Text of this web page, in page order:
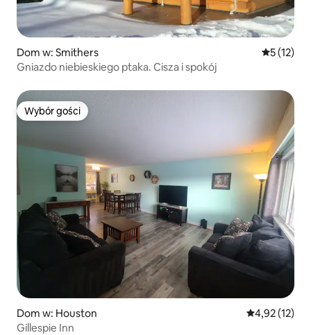
Dom w: Smithers Średnia
5 (12)
Gniazdo niebieskiego ptaka. Cisza i spokój
Wybór gości
Wybór gości
Dom w: Houston Średnia
4,92 (12)
Gillespie Inn